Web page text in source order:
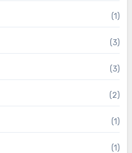
(1)
(3)
(3)
(2)
(1)
(1)